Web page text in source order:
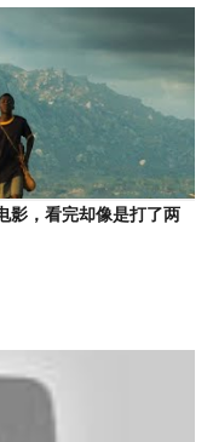
影，看完却像是打了两